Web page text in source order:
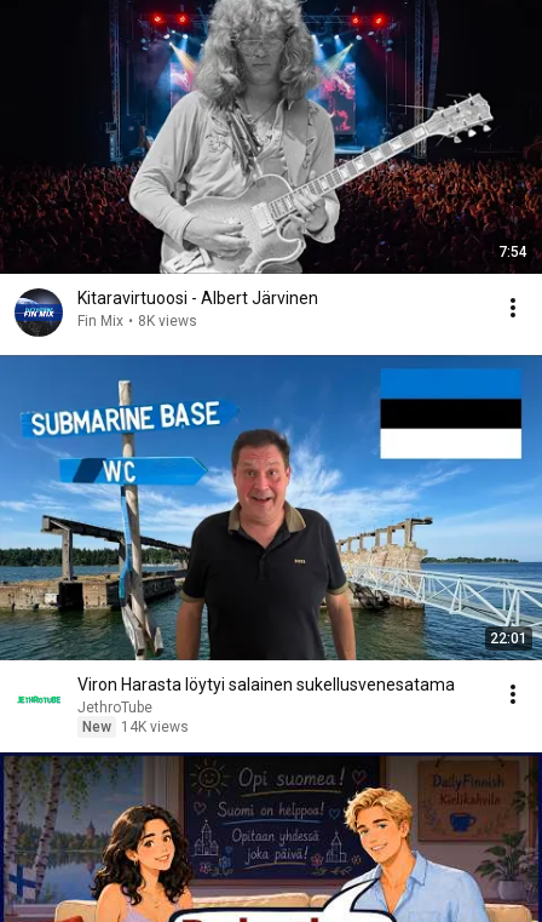
7:54
Kitaravirtuoosi - Albert Järvinen
Fin Mix • 8K views
22:01
Viron Harasta löytyi salainen sukellusvenesatama
JethroTube
New
14K views